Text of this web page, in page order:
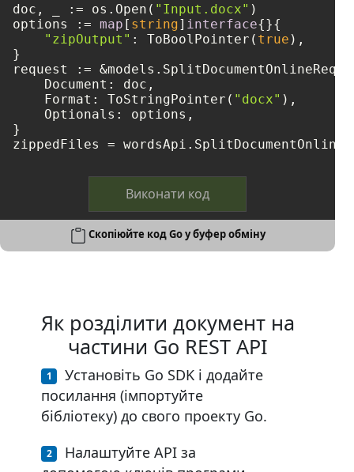
doc, _ := os.Open( "Input.docx" )
options := map [ string] interface{}{
"zipOutput" : ToBoolPointer( true ),
}
request :=
    Document: doc,
    Format: ToStringPointer(
"docx" ),
    Optionals: options,
}
zippedFiles =
Виконати код
Скопіюйте код Go у буфер обміну
Як розділити документ на
частини Go REST API
Установіть Go SDK і додайте
посилання (імпортуйте
бібліотеку) до свого проекту Go.
Налаштуйте API за